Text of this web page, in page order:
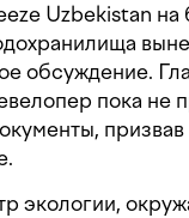
Uzbekistan на
обсуждение.
пока не
призвав
экологии,